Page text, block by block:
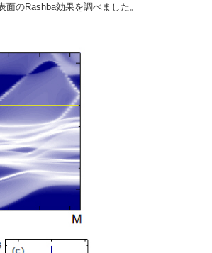
のRashba効果を調べました。